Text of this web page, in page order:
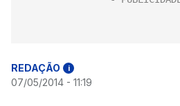
REDAÇÃO i
07/05/2014 - 11:19